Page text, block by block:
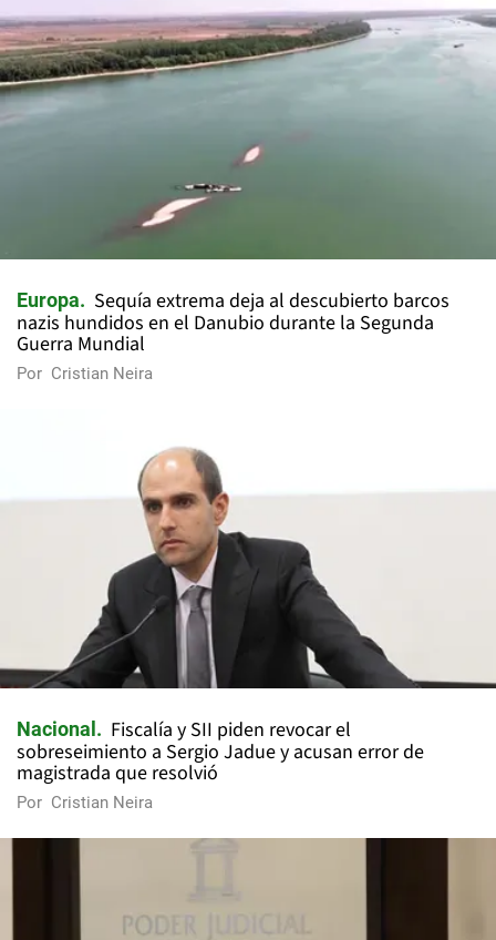
Europa
Sequía extrema deja al descubierto barcos
nazis hundidos en el Danubio durante la Segunda
Guerra Mundial
Por Cristian Neira
Nacional
Fiscalía y SII piden revocar el
sobreseimiento a Sergio Jadue y acusan error de
magistrada que resolvió
Por Cristian Neira